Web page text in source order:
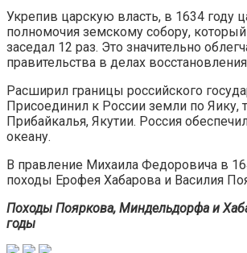
Укрепив царскую власть, в 1634 году
полномочия земскому собору,
заседал 12 раз. Это значительно
правительства в делах
Расширил границы российского
Присоединил к России земли по Яику,
Прибайкалья, Якутии. Россия
океану.
В правление Михаила Федоровича в
походы Ерофея Хабарова и Василия
Походы Пояркова, Миндельдорфа и
годы